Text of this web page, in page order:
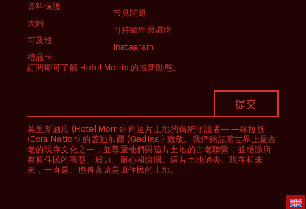
資料保護
大約
可及性
禮品卡
常見問題
可持續性與環境
Instagram
訂閱即可了解 Hotel Morris 的最新動態。
莫里斯酒店 (Hotel Morris) 向這片土地的傳統守護者——歐拉族
(Eora Nation) 的蓋迪加爾 (Gadigal) 致敬。我們銘記著世界上最古
老的現存文化之一，並尊重他們與這片土地的古老聯繫，並感激所
有原住民的智慧、毅力、耐心和慷慨。這片土地過去、現在和未
來，一直是、也將永遠是原住民的土地。